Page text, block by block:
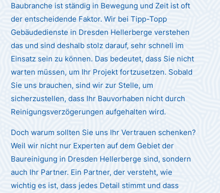
Baubranche ist ständig in Bewegung und Zeit ist oft
der entscheidende Faktor. Wir bei Tipp-Topp
Gebäudedienste in Dresden Hellerberge verstehen
das und sind deshalb stolz darauf, sehr schnell im
Einsatz sein zu können. Das bedeutet, dass Sie nicht
warten müssen, um Ihr Projekt fortzusetzen. Sobald
Sie uns brauchen, sind wir zur Stelle, um
sicherzustellen, dass Ihr Bauvorhaben nicht durch
Reinigungsverzögerungen aufgehalten wird.
Doch warum sollten Sie uns Ihr Vertrauen schenken?
Weil wir nicht nur Experten auf dem Gebiet der
Baureinigung in Dresden Hellerberge sind, sondern
auch Ihr Partner. Ein Partner, der versteht, wie
wichtig es ist, dass jedes Detail stimmt und dass